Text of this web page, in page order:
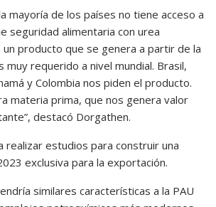
mayoría de los países no tiene acceso a
seguridad alimentaria con urea
producto que se genera a partir de la
muy requerido a nivel mundial. Brasil,
y Colombia nos piden el producto.
materia prima, que nos genera valor
destacó Dorgathen.
realizar estudios para construir una
exclusiva para la exportación.
similares características a la PAU